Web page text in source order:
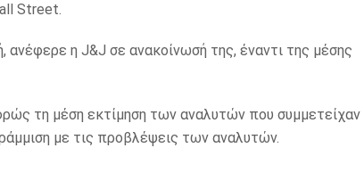
Street.
ανέφερε η J&J σε ανακοίνωσή της, έναντι της μέσης
τη μέση εκτίμηση των αναλυτών που συμμετείχαν
με τις προβλέψεις των αναλυτών.